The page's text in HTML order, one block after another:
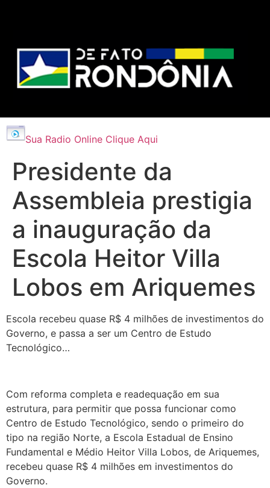
Sua Radio Online Clique Aqui
Presidente da
Assembleia prestigia
a inauguração da
Escola Heitor Villa
Lobos em Ariquemes
Escola recebeu quase R$ 4 milhões de investimentos do
Governo, e passa a ser um Centro de Estudo
Tecnológico…
Com reforma completa e readequação em sua
estrutura, para permitir que possa funcionar como
Centro de Estudo Tecnológico, sendo o primeiro do
tipo na região Norte, a Escola Estadual de Ensino
Fundamental e Médio Heitor Villa Lobos, de Ariquemes,
recebeu quase R$ 4 milhões em investimentos do
Governo.